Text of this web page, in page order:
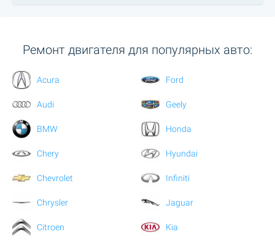
Ремонт двигателя для популярных авто:
Acura
Audi
BMW
Chery
Chevrolet
Chrysler
Citroen
Ford
Geely
Honda
Hyundai
Infiniti
Jaguar
Kia